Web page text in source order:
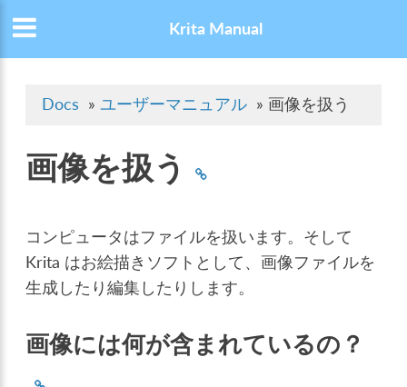
Krita Manual
Docs » ユーザーマニュアル » 画像を扱う
画像を扱う
コンピュータはファイルを扱います。そして
Krita はお絵描きソフトとして、画像ファイルを
生成したり編集したりします。
画像には何が含まれているの？